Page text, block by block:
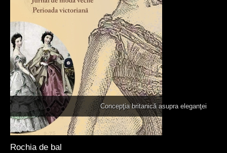
Concepţia britanică asupra eleganţei
Rochia de bal